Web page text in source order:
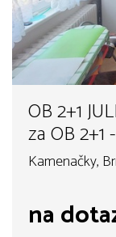
OB 2+1
za OB 2+1 - 3+KK - 3+1 v
výtahem
Kamenačky,
na